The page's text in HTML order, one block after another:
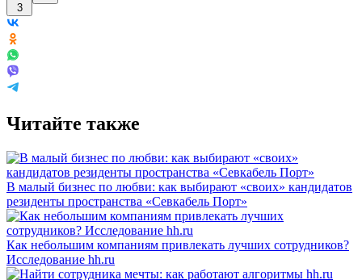
3
Читайте также
В малый бизнес по любви: как выбирают «своих» кандидатов
резиденты пространства «Севкабель Порт»
Как небольшим компаниям привлекать лучших сотрудников?
Исследование hh.ru